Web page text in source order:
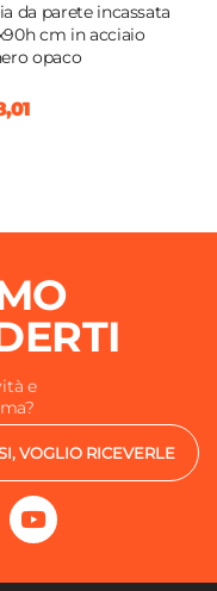
da parete incassata
cm in acciaio
opaco
e
VOGLIO RICEVERLE